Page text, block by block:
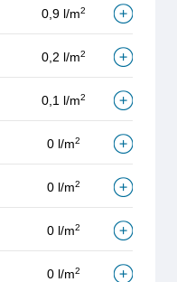
0,9 l/m2
0,2 l/m2
0,1 l/m2
0 l/m2
0 l/m2
0 l/m2
0 l/m2